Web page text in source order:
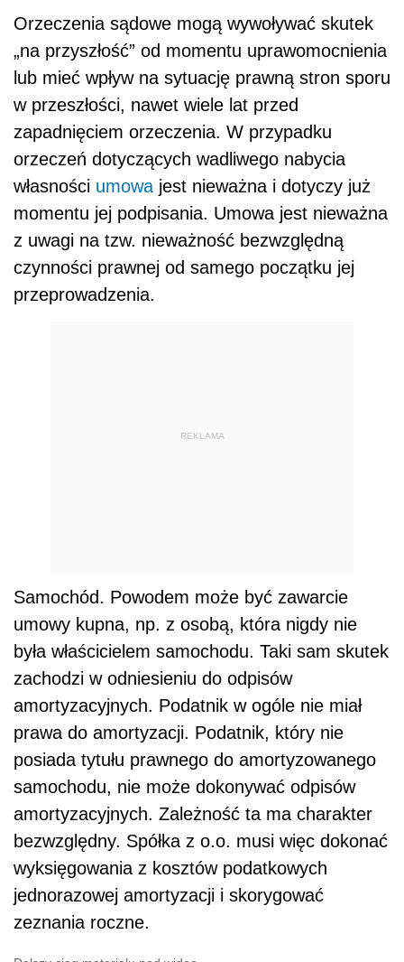
Orzeczenia sądowe mogą wywoływać skutek
„na przyszłość” od momentu uprawomocnienia
lub mieć wpływ na sytuację prawną stron sporu
w przeszłości, nawet wiele lat przed
zapadnięciem orzeczenia. W przypadku
orzeczeń dotyczących wadliwego nabycia
własności umowa jest nieważna i dotyczy już
momentu jej podpisania. Umowa jest nieważna
z uwagi na tzw. nieważność bezwzględną
czynności prawnej od samego początku jej
przeprowadzenia.
REKLAMA
Samochód. Powodem może być zawarcie
umowy kupna, np. z osobą, która nigdy nie
była właścicielem samochodu. Taki sam skutek
zachodzi w odniesieniu do odpisów
amortyzacyjnych. Podatnik w ogóle nie miał
prawa do amortyzacji. Podatnik, który nie
posiada tytułu prawnego do amortyzowanego
samochodu, nie może dokonywać odpisów
amortyzacyjnych. Zależność ta ma charakter
bezwzględny. Spółka z o.o. musi więc dokonać
wyksięgowania z kosztów podatkowych
jednorazowej amortyzacji i skorygować
zeznania roczne.